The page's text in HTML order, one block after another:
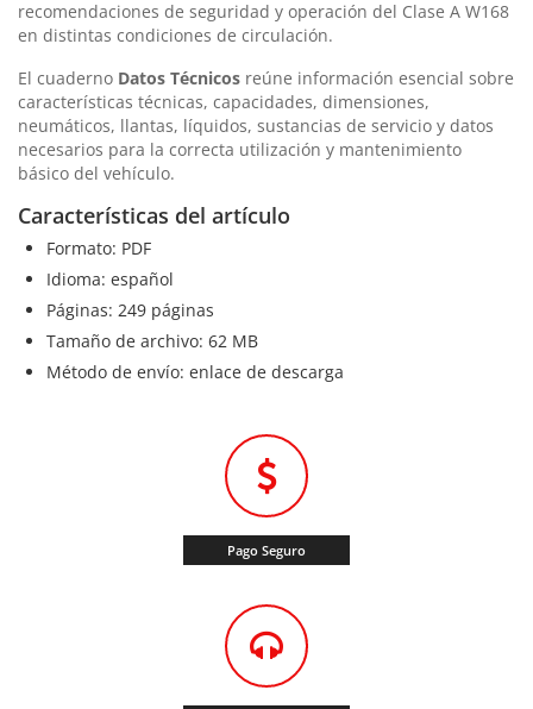
recomendaciones de seguridad y operación del Clase A W168
en distintas condiciones de circulación.
El cuaderno Datos Técnicos reúne información esencial sobre
características técnicas, capacidades, dimensiones,
neumáticos, llantas, líquidos, sustancias de servicio y datos
necesarios para la correcta utilización y mantenimiento
básico del vehículo.
Características del artículo
Formato: PDF
Idioma: español
Páginas: 249 páginas
Tamaño de archivo: 62 MB
Método de envío: enlace de descarga
Pago Seguro